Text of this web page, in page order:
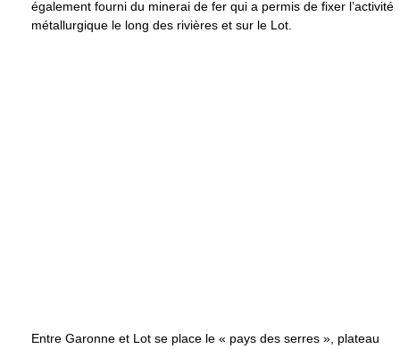
également fourni du minerai de fer qui a permis de fixer l’activité
métallurgique le long des rivières et sur le Lot.
Entre Garonne et Lot se place le « pays des serres », plateau